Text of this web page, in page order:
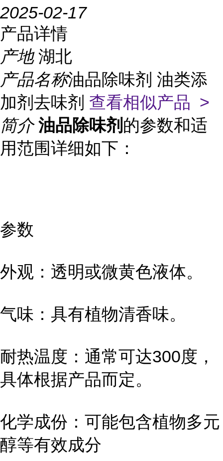
2025-02-17
产品详情
产地 湖北
产品名称油品除味剂 油类添
加剂去味剂 查看相似产品 >
简介 油品除味剂 的参数和适
用范围详细如下：
参数
外观：透明或微黄色液体。
气味：具有植物清香味。
耐热温度：通常可达300度，
具体根据产品而定。
化学成份：可能包含植物多元
醇等有效成分